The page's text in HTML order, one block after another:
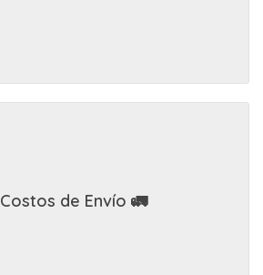
Costos de Envío 🚛